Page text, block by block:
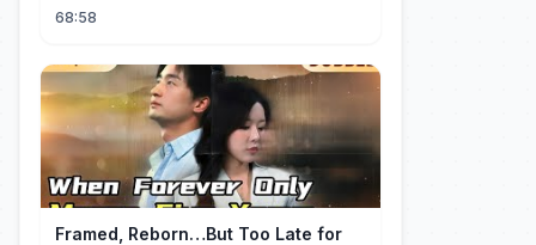
Kto Ma Rację?
68:58
Framed, Reborn…But Too Late for